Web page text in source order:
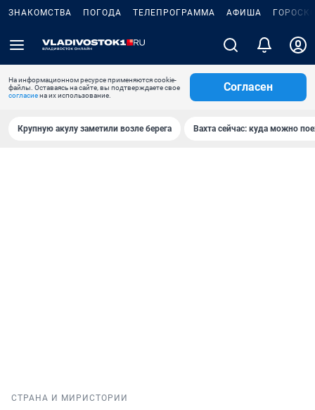
ЗНАКОМСТВА ПОГОДА ТЕЛЕПРОГРАММА АФИША
На информационном ресурсе применяются cookie-
файлы. Оставаясь на сайте, вы подтверждаете свое
согласиена их использование.
Согласен
Крупную акулу заметили возле берега Вахта сейчас: куда можно
СТРАНА И МИР ИСТОРИИ